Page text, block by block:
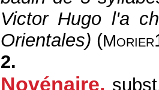
Victor Hugo l'a
Orientales) (Morier
2.
Novénaire,